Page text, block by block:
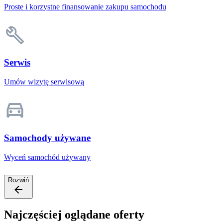
Proste i korzystne finansowanie zakupu samochodu
Serwis
Umów wizytę serwisową
Samochody używane
Wyceń samochód używany
Rozwiń
Najczęściej oglądane oferty